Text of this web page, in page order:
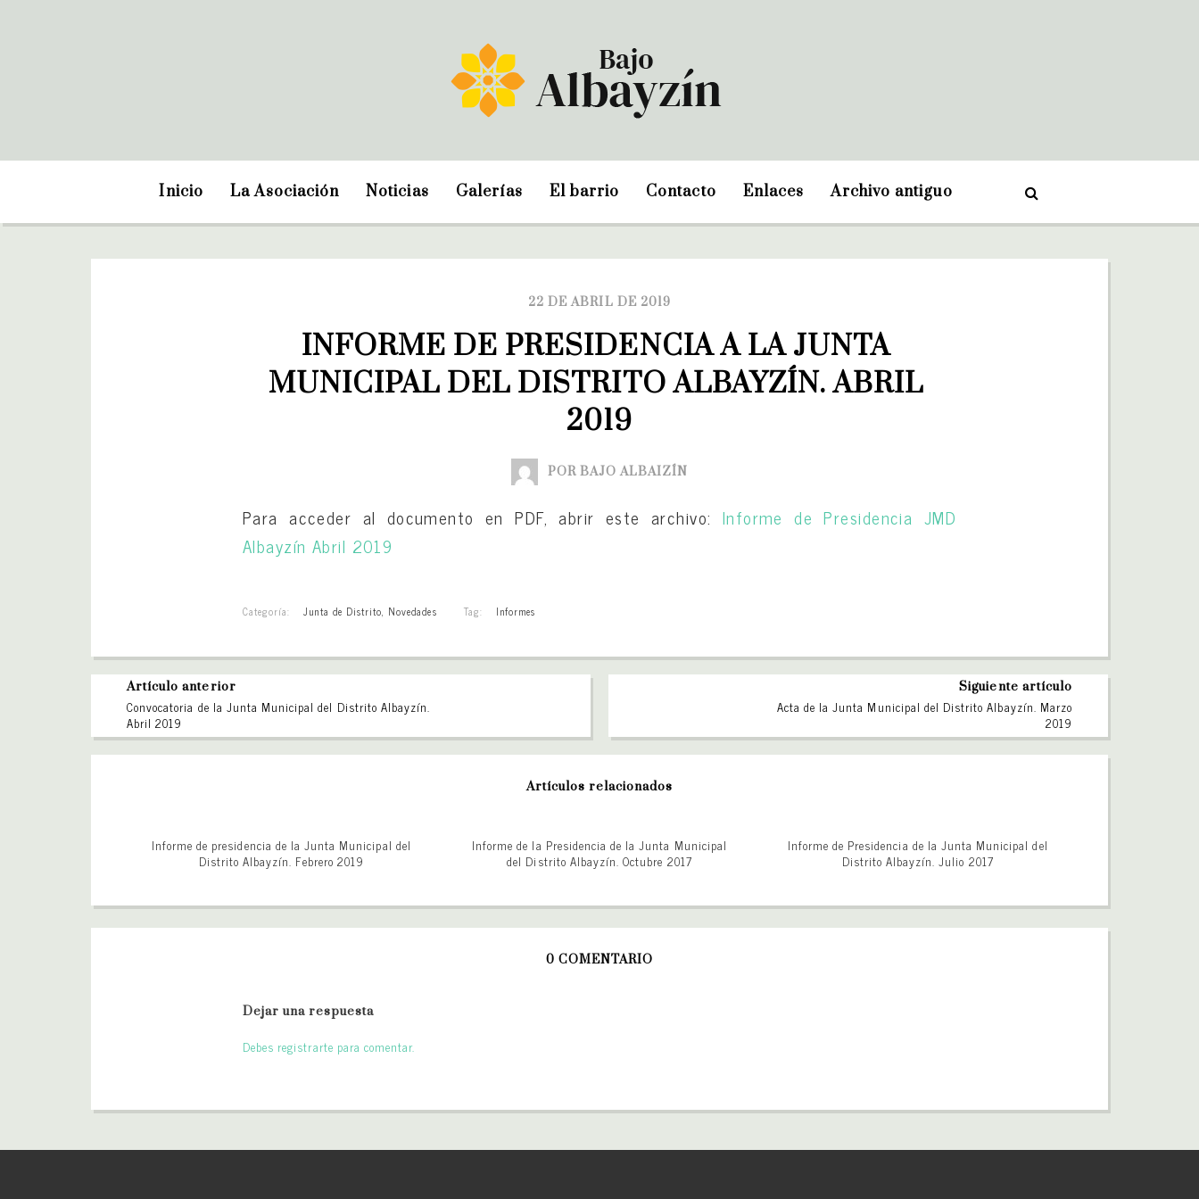
Inicio La Asociación Noticias Galerías El barrio Contacto Enlaces Archivo antiguo
22 DE ABRIL DE 2019
INFORME DE PRESIDENCIA A LA JUNTA
MUNICIPAL DEL DISTRITO ALBAYZÍN. ABRIL
2019
POR BAJO ALBAIZÍN
Para acceder al documento en PDF, abrir este archivo: Informe de Presidencia JMD
Albayzín Abril 2019
Categoría: Junta de Distrito, Novedades Tag: Informes
Artículo anterior
Convocatoria de la Junta Municipal del Distrito Albayzín.
Abril 2019
Siguiente artículo
Acta de la Junta Municipal del Distrito Albayzín. Marzo
2019
Artículos relacionados
Informe de presidencia de la Junta Municipal del
Distrito Albayzín. Febrero 2019
Informe de la Presidencia de la Junta Municipal
del Distrito Albayzín. Octubre 2017
Informe de Presidencia de la Junta Municipal del
Distrito Albayzín. Julio 2017
0 COMENTARIO
Dejar una respuesta
Debes registrarte para comentar.